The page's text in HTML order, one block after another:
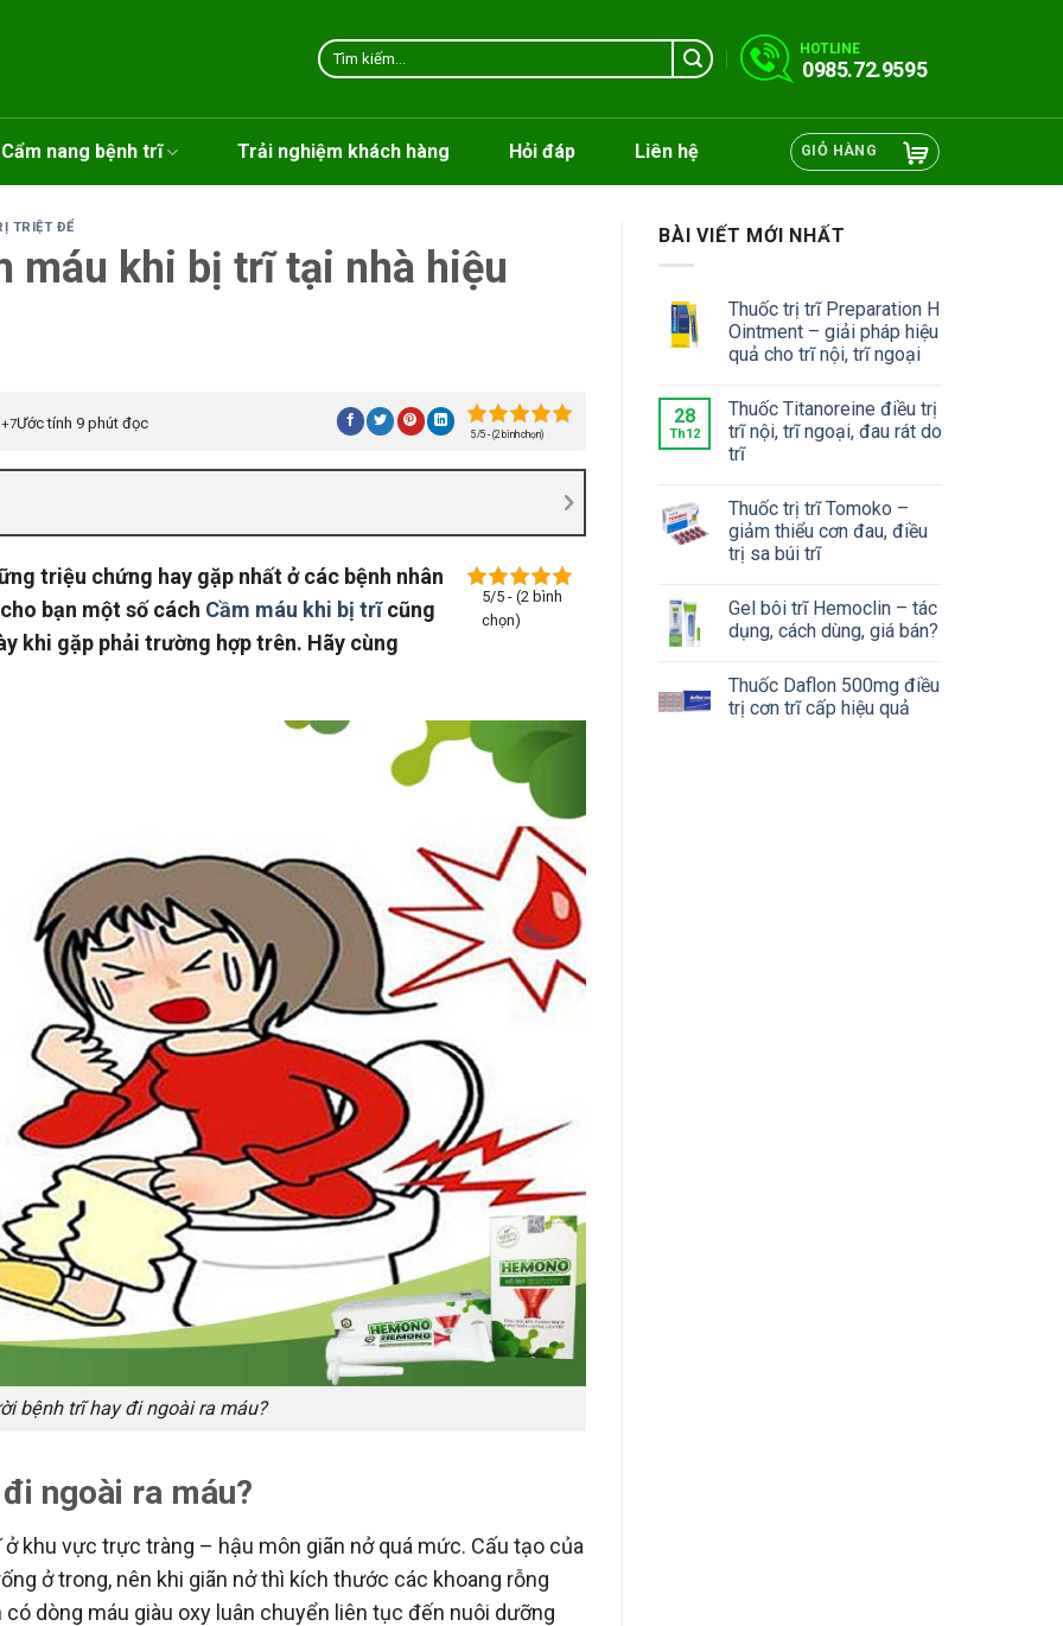
Tìm
kiếm:
HOTLINE
0985.72.9595
Cẩm nang bệnh trĩ Trải nghiệm khách hàng Hỏi đáp Liên hệ GIỎ HÀNG
TRIỆT ĐỂ
máu khi bị trĩ tại nhà hiệu
Ước tính 9 phút đọc
5/5 - (2 bình chọn)
5/5 - (2 bình
chọn)
triệu chứng hay gặp nhất ở các bệnh nhân
bạn một số cách Cầm máu khi bị trĩcũng
khi gặp phải trường hợp trên. Hãy cùng
bệnh trĩ hay đi ngoài ra máu?
ngoài ra máu?
khu vực trực tràng – hậu môn giãn nở quá mức. Cấu tạo của
ở trong, nên khi giãn nở thì kích thước các khoang rỗng
dòng máu giàu oxy luân chuyển liên tục đến nuôi dưỡng
BÀI VIẾT MỚI NHẤT
Thuốc trị trĩ Preparation H
Ointment – giải pháp hiệu
quả cho trĩ nội, trĩ ngoại
28
Th12
Thuốc Titanoreine điều trị
trĩ nội, trĩ ngoại, đau rát do
trĩ
Thuốc trị trĩ Tomoko –
giảm thiểu cơn đau, điều
trị sa búi trĩ
Gel bôi trĩ Hemoclin – tác
dụng, cách dùng, giá bán?
Thuốc Daflon 500mg điều
trị cơn trĩ cấp hiệu quả